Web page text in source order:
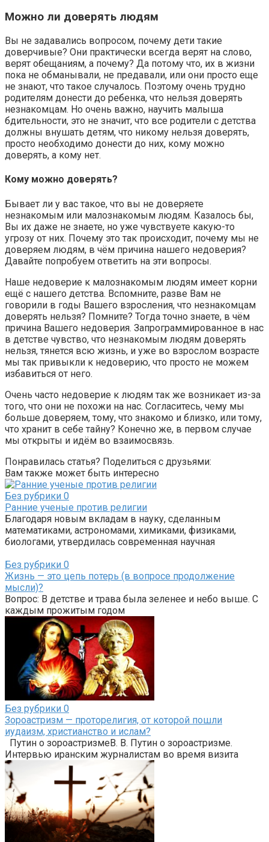
Можно ли доверять людям
Вы не задавались вопросом, почему дети такие
доверчивые? Они практически всегда верят на слово,
верят обещаниям, а почему? Да потому что, их в жизни
пока не обманывали, не предавали, или они просто еще
не знают, что такое случалось. Поэтому очень трудно
родителям донести до ребенка, что нельзя доверять
незнакомцам. Но очень важно, научить малыша
бдительности, это не значит, что все родители с детства
должны внушать детям, что никому нельзя доверять,
просто необходимо донести до них, кому можно
доверять, а кому нет.
Кому можно доверять?
Бывает ли у вас такое, что вы не доверяете
незнакомым или малознакомым людям. Казалось бы,
Вы их даже не знаете, но уже чувствуете какую-то
угрозу от них. Почему это так происходит, почему мы не
доверяем людям, в чём причина нашего недоверия?
Давайте попробуем ответить на эти вопросы.
Наше недоверие к малознакомым людям имеет корни
ещё с нашего детства. Вспомните, разве Вам не
говорили в годы Вашего взросления, что незнакомцам
доверять нельзя? Помните? Тогда точно знаете, в чём
причина Вашего недоверия. Запрограммированное в нас
в детстве чувство, что незнакомым людям доверять
нельзя, тянется всю жизнь, и уже во взрослом возрасте
мы так привыкли к недоверию, что просто не можем
избавиться от него.
Очень часто недоверие к людям так же возникает из-за
того, что они не похожи на нас. Согласитесь, чему мы
больше доверяем, тому, что знакомо и близко, или тому,
что хранит в себе тайну? Конечно же, в первом случае
мы открыты и идём во взаимосвязь.
Понравилась статья? Поделиться с друзьями:
Вам также может быть интересно
Без рубрики 0
Ранние ученые против религии
Благодаря новым вкладам в науку, сделанным
математиками, астрономами, химиками, физиками,
биологами, утвердилась современная научная
Без рубрики 0
Жизнь — это цепь потерь (в вопросе продолжение
мысли)?
Вопрос: В детстве и трава была зеленее и небо выше. С
каждым прожитым годом
Без рубрики 0
Зороастризм — проторелигия, от которой пошли
иудаизм, христианство и ислам?
Путин о зороастризмеВ. В. Путин о зороастризме.
Интервью иранским журналистам во время визита